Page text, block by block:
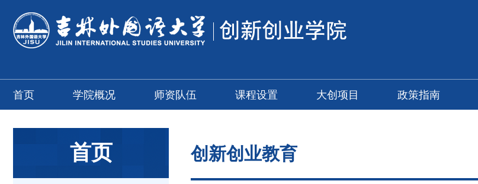
首页 学院概况 师资队伍 课程设置 大创项目 政策指南
首页 创新创业教育